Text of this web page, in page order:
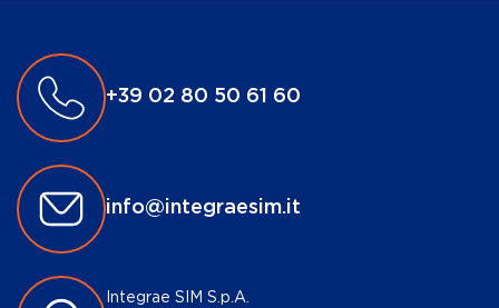
+39 02 80 50 61 60
info@integraesim.it
Integrae SIM S.p.A.